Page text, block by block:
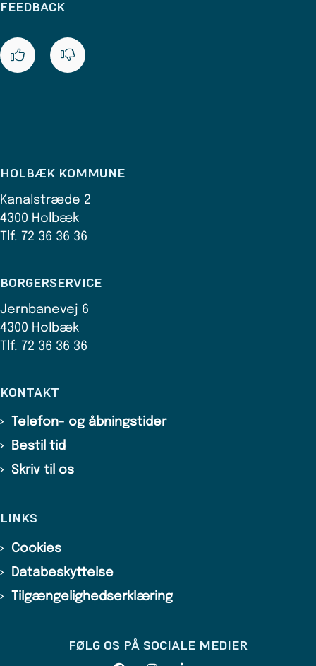
FEEDBACK
HOLBÆK KOMMUNE
Kanalstræde 2
4300 Holbæk
Tlf. 72 36 36 36
BORGERSERVICE
Jernbanevej 6
4300 Holbæk
Tlf. 72 36 36 36
KONTAKT
Telefon- og åbningstider
Bestil tid
Skriv til os
LINKS
Cookies
Databeskyttelse
Tilgængelighedserklæring
FØLG OS PÅ SOCIALE MEDIER